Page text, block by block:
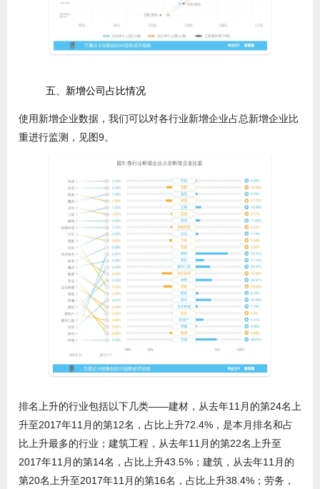
五、新增公司占比情况
使用新增企业数据，我们可以对各行业新增企业占总新增企业比
重进行监测，见图9。
排名上升的行业包括以下几类——建材，从去年11月的第24名上
升至2017年11月的第12名，占比上升72.4%，是本月排名和占
比上升最多的行业；建筑工程，从去年11月的第22名上升至
2017年11月的第14名，占比上升43.5%；建筑，从去年11月的
第20名上升至2017年11月的第16名，占比上升38.4%；劳务，